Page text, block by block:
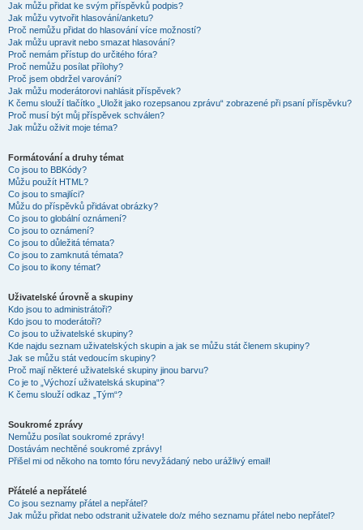
Jak můžu přidat ke svým příspěvků podpis?
Jak můžu vytvořit hlasování/anketu?
Proč nemůžu přidat do hlasování více možností?
Jak můžu upravit nebo smazat hlasování?
Proč nemám přístup do určitého fóra?
Proč nemůžu posílat přílohy?
Proč jsem obdržel varování?
Jak můžu moderátorovi nahlásit příspěvek?
K čemu slouží tlačítko „Uložit jako rozepsanou zprávu“ zobrazené při psaní příspěvku?
Proč musí být můj příspěvek schválen?
Jak můžu oživit moje téma?
Formátování a druhy témat
Co jsou to BBKódy?
Můžu použít HTML?
Co jsou to smajlíci?
Můžu do příspěvků přidávat obrázky?
Co jsou to globální oznámení?
Co jsou to oznámení?
Co jsou to důležitá témata?
Co jsou to zamknutá témata?
Co jsou to ikony témat?
Uživatelské úrovně a skupiny
Kdo jsou to administrátoři?
Kdo jsou to moderátoři?
Co jsou to uživatelské skupiny?
Kde najdu seznam uživatelských skupin a jak se můžu stát členem skupiny?
Jak se můžu stát vedoucím skupiny?
Proč mají některé uživatelské skupiny jinou barvu?
Co je to „Výchozí uživatelská skupina“?
K čemu slouží odkaz „Tým“?
Soukromé zprávy
Nemůžu posílat soukromé zprávy!
Dostávám nechtěné soukromé zprávy!
Přišel mi od někoho na tomto fóru nevyžádaný nebo urážlivý email!
Přátelé a nepřátelé
Co jsou seznamy přátel a nepřátel?
Jak můžu přidat nebo odstranit uživatele do/z mého seznamu přátel nebo nepřátel?